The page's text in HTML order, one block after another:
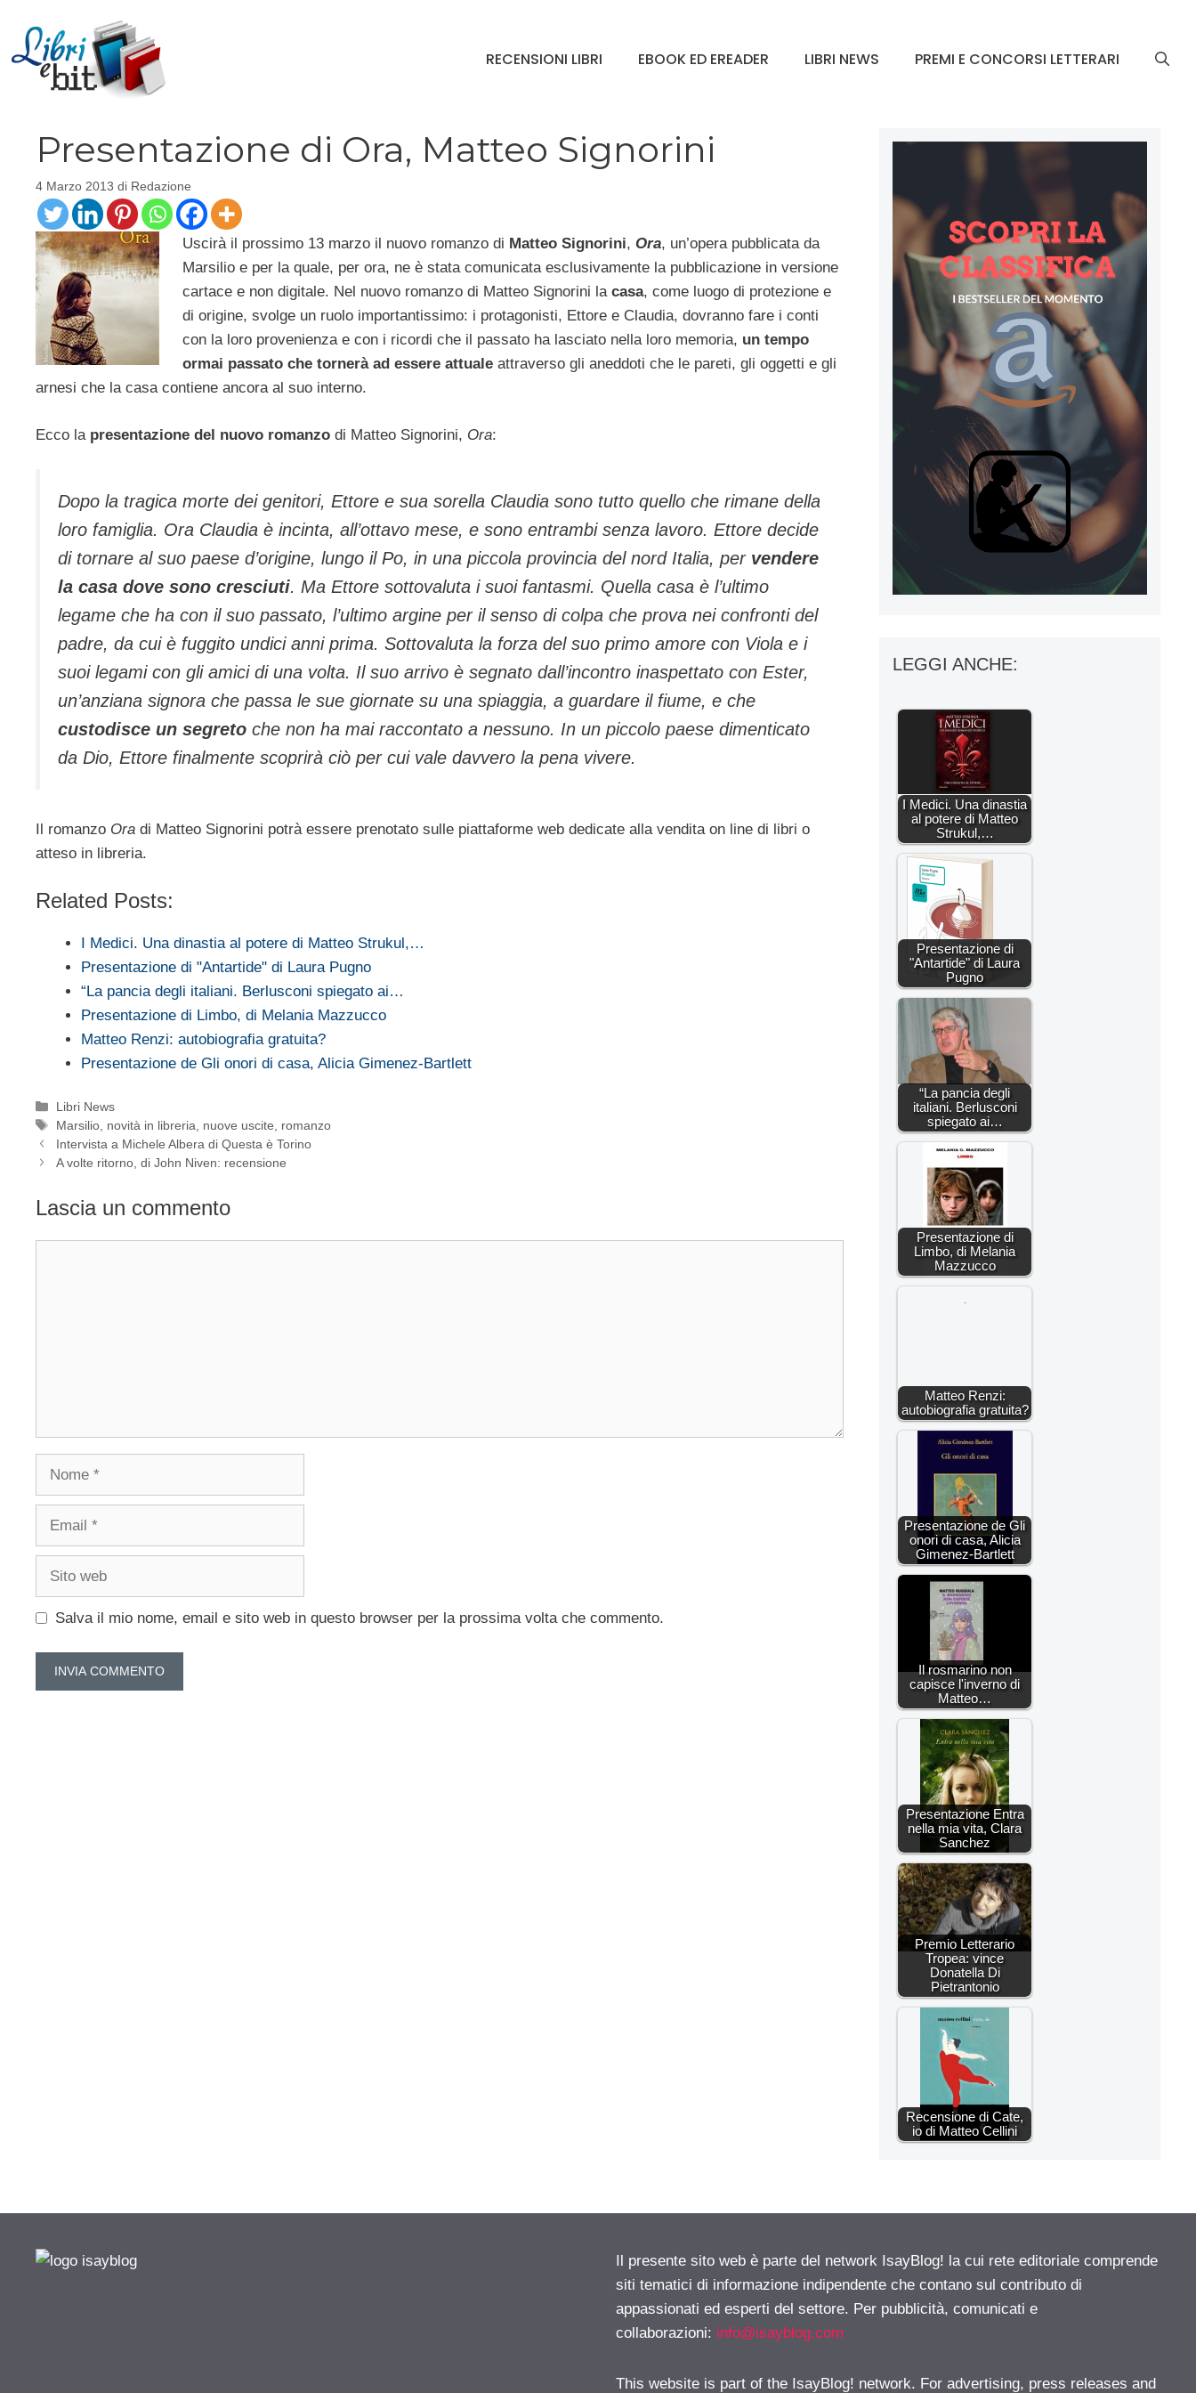
contenuto
RECENSIONI LIBRI EBOOK ED EREADER LIBRI NEWS PREMI E CONCORSI LETTERARI
Presentazione di Ora, Matteo Signorini
4 Marzo 2013 di Redazione
Uscirà il prossimo 13 marzo il nuovo romanzo di Matteo Signorini, Ora, un’opera pubblicata da
Marsilio e per la quale, per ora, ne è stata comunicata esclusivamente la pubblicazione in versione
cartace e non digitale. Nel nuovo romanzo di Matteo Signorini la casa, come luogo di protezione e
di origine, svolge un ruolo importantissimo: i protagonisti, Ettore e Claudia, dovranno fare i conti
con la loro provenienza e con i ricordi che il passato ha lasciato nella loro memoria, un tempo
ormai passato che tornerà ad essere attualeattraverso gli aneddoti che le pareti, gli oggetti e gli
arnesi che la casa contiene ancora al suo interno.
Ecco la presentazione del nuovo romanzo di Matteo Signorini, Ora:
Dopo la tragica morte dei genitori, Ettore e sua sorella Claudia sono tutto quello che rimane della
loro famiglia. Ora Claudia è incinta, all’ottavo mese, e sono entrambi senza lavoro. Ettore decide
di tornare al suo paese d’origine, lungo il Po, in una piccola provincia del nord Italia, per vendere
la casa dove sono cresciuti. Ma Ettore sottovaluta i suoi fantasmi. Quella casa è l’ultimo
legame che ha con il suo passato, l’ultimo argine per il senso di colpa che prova nei confronti del
padre, da cui è fuggito undici anni prima. Sottovaluta la forza del suo primo amore con Viola e i
suoi legami con gli amici di una volta. Il suo arrivo è segnato dall’incontro inaspettato con Ester,
un’anziana signora che passa le sue giornate su una spiaggia, a guardare il fiume, e che
custodisce un segreto che non ha mai raccontato a nessuno. In un piccolo paese dimenticato
da Dio, Ettore finalmente scoprirà ciò per cui vale davvero la pena vivere.
Il romanzo Ora di Matteo Signorini potrà essere prenotato sulle piattaforme web dedicate alla vendita on line di libri o
atteso in libreria.
Related Posts:
I Medici. Una dinastia al potere di Matteo Strukul,…
Presentazione di "Antartide" di Laura Pugno
“La pancia degli italiani. Berlusconi spiegato ai…
Presentazione di Limbo, di Melania Mazzucco
Matteo Renzi: autobiografia gratuita?
Presentazione de Gli onori di casa, Alicia Gimenez-Bartlett
Categorie
Libri News
Tag
Marsilio novità in libreria nuove uscite
romanzo
Intervista a Michele Albera di Questa è Torino
A volte ritorno, di John Niven: recensione
Lascia un commento
Salva il mio nome, email e sito web in questo browser per la prossima volta che commento.
LEGGI ANCHE:
I Medici. Una dinastia
al potere di Matteo
Strukul,…
Presentazione di
"Antartide" di Laura
Pugno
“La pancia degli
italiani. Berlusconi
spiegato ai…
Presentazione di
Limbo, di Melania
Mazzucco
Matteo Renzi:
autobiografia gratuita?
Presentazione de Gli
onori di casa, Alicia
Gimenez-Bartlett
Il rosmarino non
capisce l'inverno di
Matteo…
Presentazione Entra
nella mia vita, Clara
Sanchez
Premio Letterario
Tropea: vince
Donatella Di
Pietrantonio
Recensione di Cate,
io di Matteo Cellini
Il presente sito web è parte del network IsayBlog! la cui rete editoriale comprende
siti tematici di informazione indipendente che contano sul contributo di
appassionati ed esperti del settore. Per pubblicità, comunicati e
collaborazioni: info@isayblog.com
This website is part of the IsayBlog! network. For advertising, press releases and